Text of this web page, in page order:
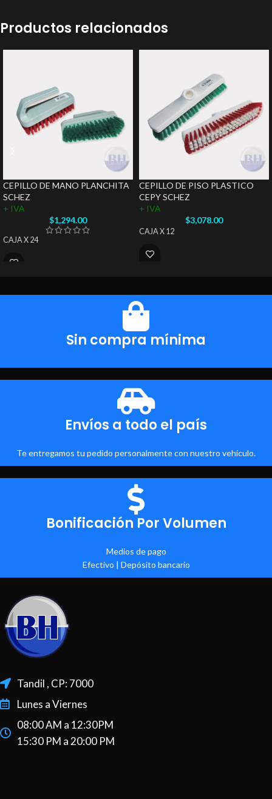
Productos relacionados
CEPILLO DE MANO PLANCHITA
SCHEZ
+ IVA
$1,294.00
CAJA X 24
CEPILLO DE PISO PLASTICO
CEPY SCHEZ
+ IVA
$3,078.00
CAJA X 12
Sin compra mínima
Envíos a todo el país
Te entregamos tu pedido personalmente con nuestro vehículo.
Bonificación Por Volumen
Medios de pago
Efectivo | Depósito bancario
Tandil , CP: 7000
Lunes a Viernes
08:00 AM a 12:30PM
15:30 PM a 20:00 PM